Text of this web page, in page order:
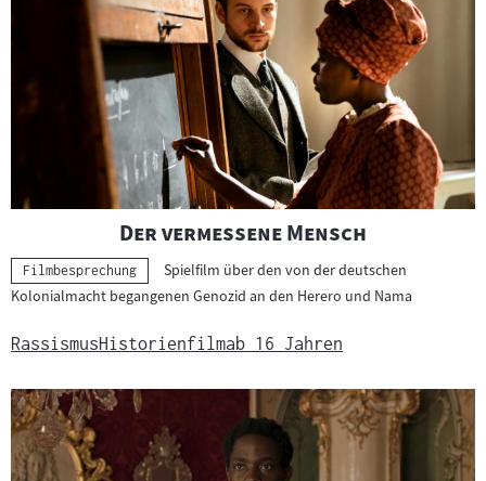
"
Der vermessene Mensch
Kategorie:
Filmbesprechung
Spielfilm über den von der deutschen
Kolonialmacht begangenen Genozid an den Herero und Nama
RassismusHistorienfilmab 16 Jahren